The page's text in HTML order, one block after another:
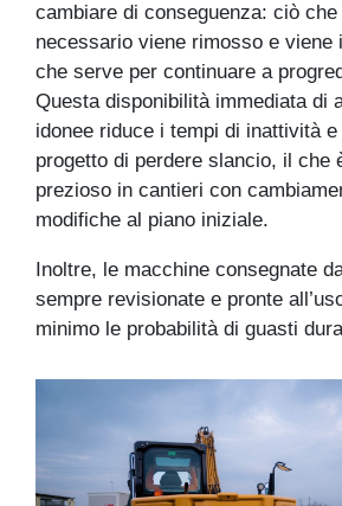
cambiare di conseguenza: ciò che
necessario viene rimosso e viene
che serve per continuare a
Questa disponibilità immediata di
idonee riduce i tempi di inattività e
progetto di perdere slancio, il che
prezioso in cantieri con
modifiche al piano iniziale.
Inoltre, le macchine consegnate
sempre revisionate e pronte
minimo le probabilità di guasti